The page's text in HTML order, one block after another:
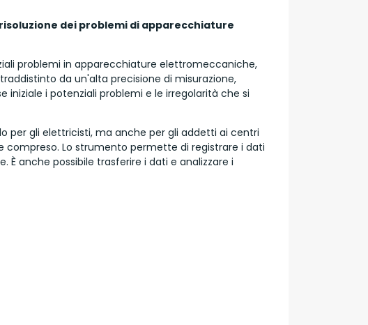
dei problemi di apparecchiature
problemi in apparecchiature elettromeccaniche,
da un'alta precisione di misurazione,
iniziale i potenziali problemi e le irregolarità che si
per gli elettricisti, ma anche per gli addetti ai centri
Lo strumento permette di registrare i dati
anche possibile trasferire i dati e analizzare i